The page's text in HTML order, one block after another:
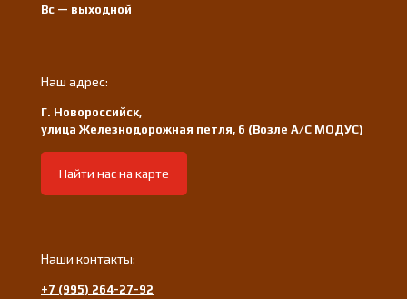
Вс — выходной
Наш адрес:
Г. Новороссийск,
улица Железнодорожная петля, 6 (Возле А/С МОДУС)
Найти нас на карте
Наши контакты:
+7 (995) 264-27-92